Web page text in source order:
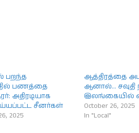
பறந்த
பணத்தை
அதிரடியாக
சீனர்கள்
2025
ஆத்திரத்தை
ஆனால்… சவுதி
இலங்கையில்
October 26, 2025
In "Local"